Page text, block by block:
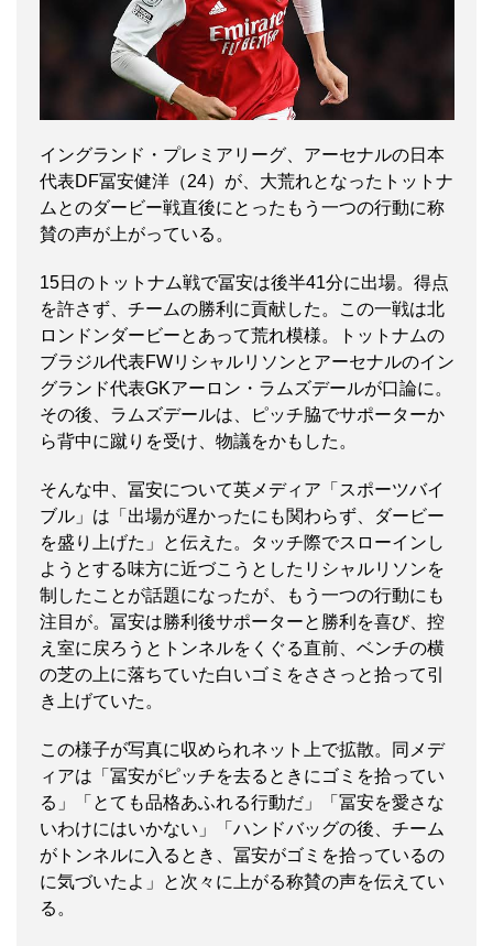
イングランド・プレミアリーグ、アーセナルの日本
代表DF冨安健洋（24）が、大荒れとなったトットナ
ムとのダービー戦直後にとったもう一つの行動に称
賛の声が上がっている。
15日のトットナム戦で冨安は後半41分に出場。得点
を許さず、チームの勝利に貢献した。この一戦は北
ロンドンダービーとあって荒れ模様。トットナムの
ブラジル代表FWリシャルリソンとアーセナルのイン
グランド代表GKアーロン・ラムズデールが口論に。
その後、ラムズデールは、ピッチ脇でサポーターか
ら背中に蹴りを受け、物議をかもした。
そんな中、冨安について英メディア「スポーツバイ
ブル」は「出場が遅かったにも関わらず、ダービー
を盛り上げた」と伝えた。タッチ際でスローインし
ようとする味方に近づこうとしたリシャルリソンを
制したことが話題になったが、もう一つの行動にも
注目が。冨安は勝利後サポーターと勝利を喜び、控
え室に戻ろうとトンネルをくぐる直前、ベンチの横
の芝の上に落ちていた白いゴミをささっと拾って引
き上げていた。
この様子が写真に収められネット上で拡散。同メデ
ィアは「冨安がピッチを去るときにゴミを拾ってい
る」「とても品格あふれる行動だ」「冨安を愛さな
いわけにはいかない」「ハンドバッグの後、チーム
がトンネルに入るとき、冨安がゴミを拾っているの
に気づいたよ」と次々に上がる称賛の声を伝えてい
る。